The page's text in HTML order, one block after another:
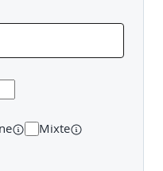
systèmes, matériaux,
SOUS GROUPE :
Mixte